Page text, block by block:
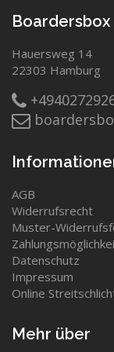
Boardersbox
Hauersweg 14
22303 Hamburg
AGB
Widerrufsrecht
Muster-
Datenschutz
Impressum
Online
Mehr über